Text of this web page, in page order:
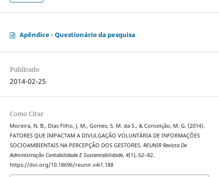
Apêndice - Questionário da pesquisa
Publicado
2014-02-25
Como Citar
Moreira, N. B., Dias Filho, J. M., Gomes, S. M. da S., & Conceição, M. G. (2014).
FATORES QUE IMPACTAM A DIVULGAÇÃO VOLUNTÁRIA DE INFORMAÇÕES
SOCIOAMBIENTAIS NA PERCEPÇÃO DOS GESTORES. REUNIR Revista De
Administração Contabilidade E Sustentabilidade, 4(1), 62–82.
https://doi.org/10.18696/reunir.v4i1.188